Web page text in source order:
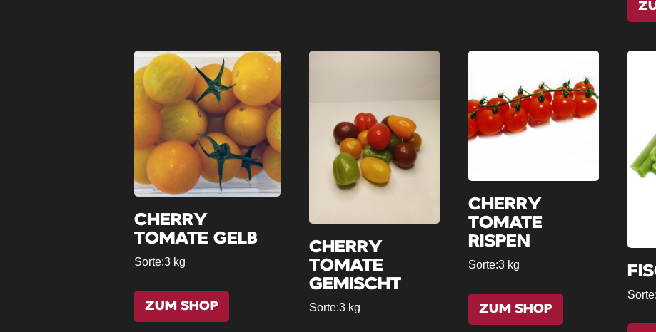
CHERRY
TOMATE GELB
Sorte:3 kg
ZUM SHOP
CHERRY
TOMATE
GEMISCHT
Sorte:3 kg
CHERRY
TOMATE
RISPEN
Sorte:3 kg
ZUM SHOP
Sorte: